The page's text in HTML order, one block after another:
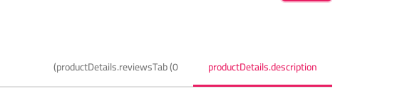
productDetails.description
productDetails.reviewsTab (0)